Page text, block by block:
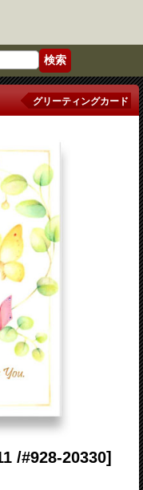
グリーティングカード
/#928-20330]